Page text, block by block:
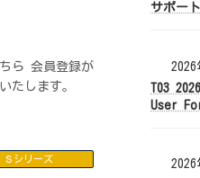
ら 会員登録が
たします。
Ｓシリーズ
サポー
2026
T03
User
2026